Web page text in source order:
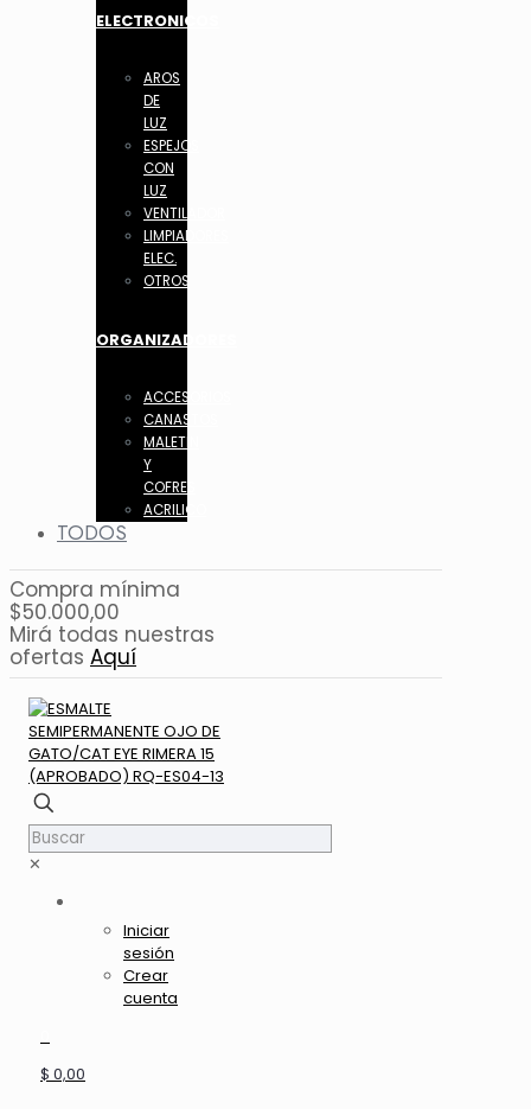
ELECTRONICOS
AROS
DE
LUZ
ESPEJOS
CON
LUZ
VENTILADOR
LIMPIADORES
ELEC.
OTROS
ORGANIZADORES
ACCESORIOS
CANASTOS
MALETIN
Y
COFRES
ACRILICO
TODOS
Compra mínima
$50.000,00
Mirá todas nuestras
ofertas Aquí
✕
Iniciar
sesión
Crear
cuenta
$ 0,00